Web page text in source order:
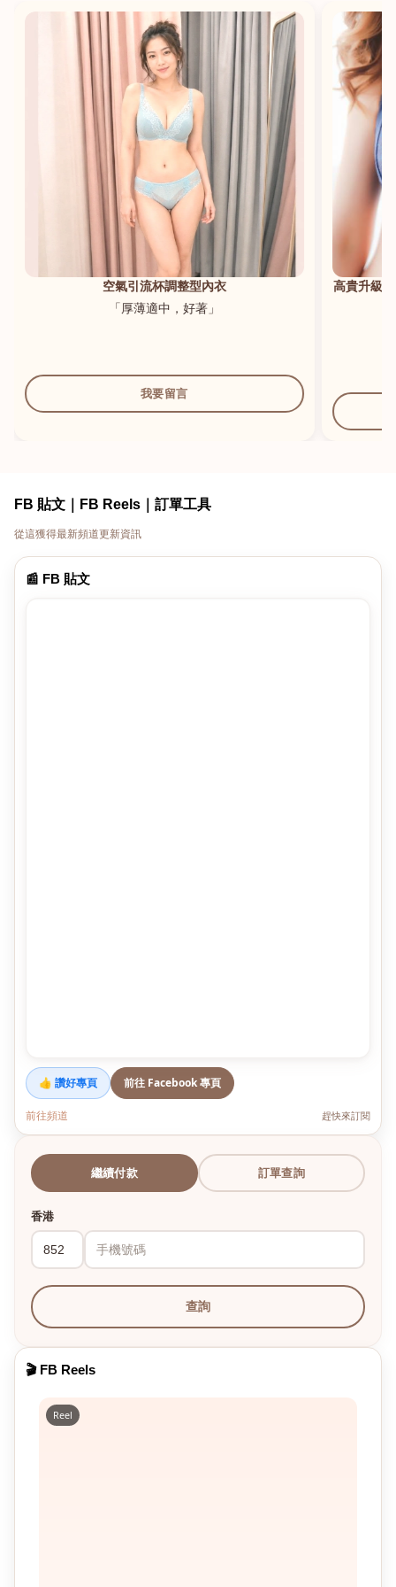
空氣引流杯調整型內衣
「厚薄適中，好著」
我要留言
高貴升級
FB 貼文｜FB Reels｜訂單工具
從這獲得最新頻道更新資訊
📰 FB 貼文
👍 讚好專頁 前往 Facebook 專頁
前往頻道 趕快來訂閱
繼續付款 訂單查詢
香港
查詢
🎬 FB Reels
Reel
港澳中文
English